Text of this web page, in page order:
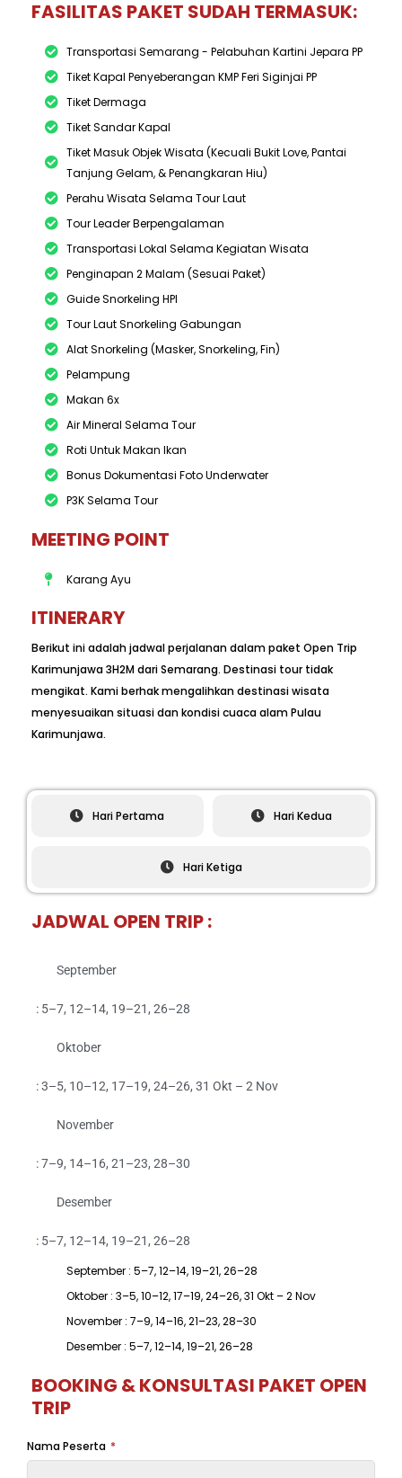
FASILITAS PAKET SUDAH TERMASUK:
Transportasi Semarang - Pelabuhan Kartini Jepara PP
Tiket Kapal Penyeberangan KMP Feri Siginjai PP
Tiket Dermaga
Tiket Sandar Kapal
Tiket Masuk Objek Wisata (Kecuali Bukit Love, Pantai
Tanjung Gelam, & Penangkaran Hiu)
Perahu Wisata Selama Tour Laut
Tour Leader Berpengalaman
Transportasi Lokal Selama Kegiatan Wisata
Penginapan 2 Malam (Sesuai Paket)
Guide Snorkeling HPI
Tour Laut Snorkeling Gabungan
Alat Snorkeling (Masker, Snorkeling, Fin)
Pelampung
Makan 6x
Air Mineral Selama Tour
Roti Untuk Makan Ikan
Bonus Dokumentasi Foto Underwater
P3K Selama Tour
MEETING POINT
Karang Ayu
ITINERARY
Berikut ini adalah jadwal perjalanan dalam paket Open Trip
Karimunjawa 3H2M dari Semarang. Destinasi tour tidak
mengikat. Kami berhak mengalihkan destinasi wisata
menyesuaikan situasi dan kondisi cuaca alam Pulau
Karimunjawa.
Hari Pertama Hari Kedua
Hari Ketiga
JADWAL OPEN TRIP :
September
: 5–7, 12–14, 19–21, 26–28
Oktober
: 3–5, 10–12, 17–19, 24–26, 31 Okt – 2 Nov
November
: 7–9, 14–16, 21–23, 28–30
Desember
: 5–7, 12–14, 19–21, 26–28
September : 5–7, 12–14, 19–21, 26–28
Oktober : 3–5, 10–12, 17–19, 24–26, 31 Okt – 2 Nov
November : 7–9, 14–16, 21–23, 28–30
Desember : 5–7, 12–14, 19–21, 26–28
BOOKING & KONSULTASI PAKET OPEN
TRIP
Nama Peserta